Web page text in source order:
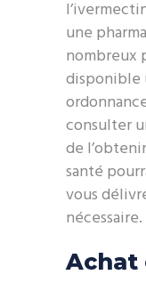
une
nombreux
disponible
consulter
de
santé
vous
nécessaire.
Achat